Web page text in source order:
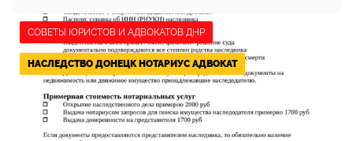
СОВЕТЫ ЮРИСТОВ И АДВОКАТОВ ДНР
НАСЛЕДСТВО ДОНЕЦК НОТАРИУС АДВОКАТ